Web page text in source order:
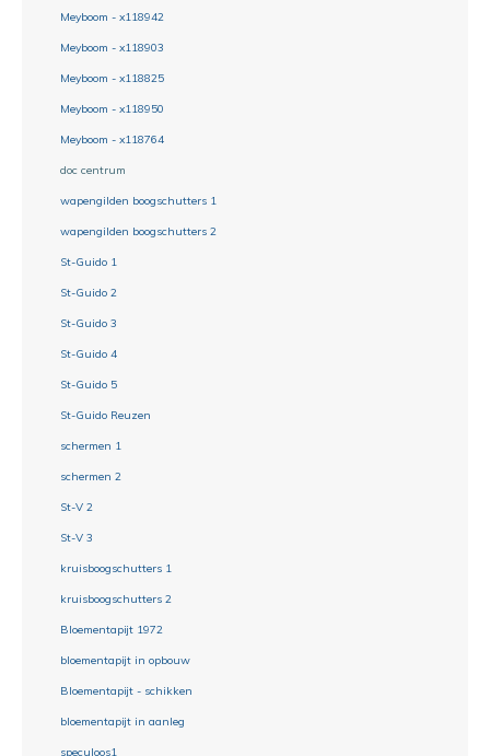
Meyboom - x118942
Meyboom - x118903
Meyboom - x118825
Meyboom - x118950
Meyboom - x118764
doc centrum
wapengilden boogschutters 1
wapengilden boogschutters 2
St-Guido 1
St-Guido 2
St-Guido 3
St-Guido 4
St-Guido 5
St-Guido Reuzen
schermen 1
schermen 2
St-V 2
St-V 3
kruisboogschutters 1
kruisboogschutters 2
Bloementapijt 1972
bloementapijt in opbouw
Bloementapijt - schikken
bloementapijt in aanleg
speculoos1